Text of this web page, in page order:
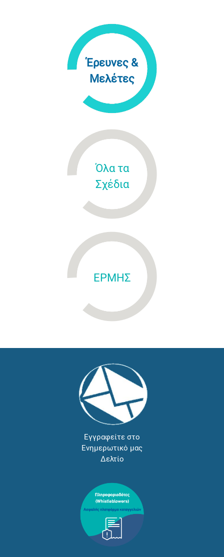
Έρευνες &
Μελέτες
Όλα τα
Σχέδια
ΕΡΜΗΣ
Εγγραφείτε στο
Ενημερωτικό μας
Δελτίο